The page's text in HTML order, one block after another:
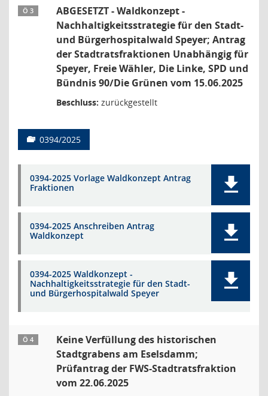
Ö 3
ABGESETZT - Waldkonzept -
Nachhaltigkeitsstrategie für den Stadt-
und Bürgerhospitalwald Speyer; Antrag
der Stadtratsfraktionen Unabhängig für
Speyer, Freie Wähler, Die Linke, SPD und
Bündnis 90/Die Grünen vom 15.06.2025
Beschluss: zurückgestellt
0394/2025
0394-2025 Vorlage Waldkonzept Antrag
Fraktionen
0394-2025 Anschreiben Antrag
Waldkonzept
0394-2025 Waldkonzept -
Nachhaltigkeitsstrategie für den Stadt-
und Bürgerhospitalwald Speyer
Ö 4
Keine Verfüllung des historischen
Stadtgrabens am Eselsdamm;
Prüfantrag der FWS-Stadtratsfraktion
vom 22.06.2025